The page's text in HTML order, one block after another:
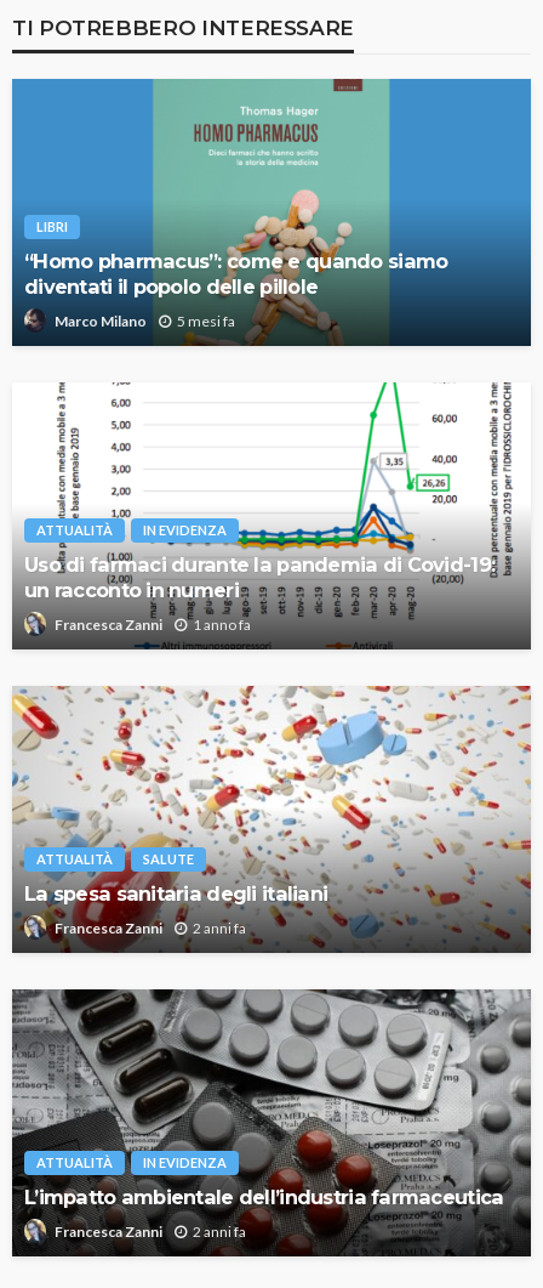
TI POTREBBERO INTERESSARE
LIBRI
“Homo pharmacus”: come e quando siamo
diventati il popolo delle pillole
Marco Milano 5 mesi fa
ATTUALITÀ IN EVIDENZA
Uso di farmaci durante la pandemia di Covid-19:
un racconto in numeri
Francesca Zanni 1 anno fa
ATTUALITÀ SALUTE
La spesa sanitaria degli italiani
Francesca Zanni 2 anni fa
ATTUALITÀ IN EVIDENZA
L’impatto ambientale dell’industria farmaceutica
Francesca Zanni 2 anni fa